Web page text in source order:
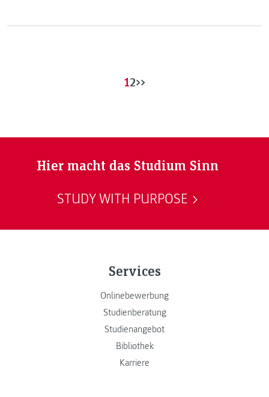
12>>
Hier macht das Studium Sinn
STUDY WITH PURPOSE
Services
Onlinebewerbung
Studienberatung
Studienangebot
Bibliothek
Karriere